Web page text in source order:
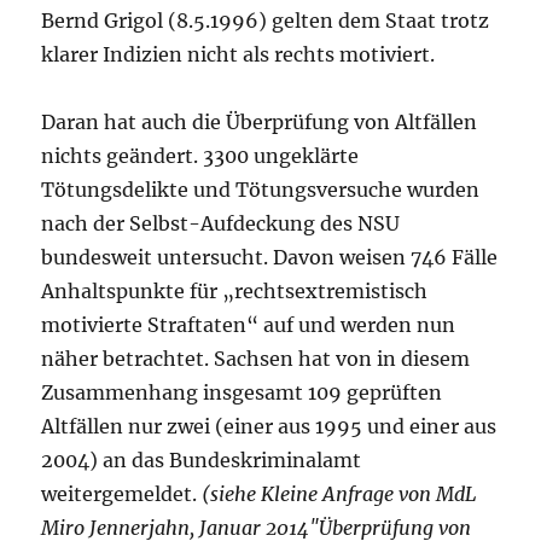
Bernd Grigol (8.5.1996) gelten dem Staat trotz
klarer Indizien nicht als rechts motiviert.
Daran hat auch die Überprüfung von Altfällen
nichts geändert. 3300 ungeklärte
Tötungsdelikte und Tötungsversuche wurden
nach der Selbst-Aufdeckung des NSU
bundesweit untersucht. Davon weisen 746 Fälle
Anhaltspunkte für „rechtsextremistisch
motivierte Straftaten“ auf und werden nun
näher betrachtet. Sachsen hat von in diesem
Zusammenhang insgesamt 109 geprüften
Altfällen nur zwei (einer aus 1995 und einer aus
2004) an das Bundeskriminalamt
weitergemeldet. (siehe Kleine Anfrage von MdL
Miro Jennerjahn, Januar 2014″Überprüfung von